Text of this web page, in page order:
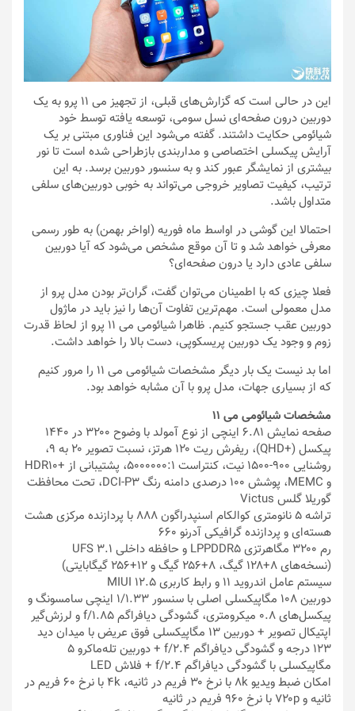
این در حالی است که گزارش‌های قبلی، از تجهیز می ۱۱ پرو به یک
دوربین درون صفحه‌ای نسل سومی، توسعه یافته توسط خود
شیائومی حکایت داشتند. گفته می‌شود این فناوری مبتنی بر یک
آرایش پیکسلی اختصاصی و مداربندی بازطراحی شده است تا نور
بیشتری از نمایشگر عبور کند و به سنسور دوربین برسد. به این
ترتیب، کیفیت تصاویر خروجی می‌تواند به خوبی دوربین‌های سلفی
متداول باشد.
احتمالا این گوشی در اواسط ماه فوریه (اواخر بهمن) به طور رسمی
معرفی خواهد شد و تا آن موقع مشخص می‌شود که آیا دوربین
سلفی عادی دارد یا درون صفحه‌ای؟
فعلا چیزی که با اطمینان می‌توان گفت، گران‌تر بودن مدل پرو از
مدل معمولی است. مهم‌ترین تفاوت آن‌ها را نیز باید در ماژول
دوربین عقب جستجو کنیم. ظاهرا شیائومی می ۱۱ پرو از لحاظ قدرت
زوم و وجود یک دوربین پریسکوپی، دست بالا را خواهد داشت.
اما بد نیست یک بار دیگر مشخصات شیائومی می ۱۱ را مرور کنیم
که از بسیاری جهات، مدل پرو با آن مشابه خواهد بود.
مشخصات شیائومی می ۱۱
صفحه نمایش ۶.۸۱ اینچی از نوع آمولد با وضوح ۳۲۰۰ در ۱۴۴۰
پیکسل (+QHD)، ریفرش ریت ۱۲۰ هرتز، نسبت تصویر ۲۰ به ۹،
روشنایی ۹۰۰-۱۵۰۰ نیت، کنتراست ۵۰۰۰۰۰۰:۱، پشتیبانی از +HDR10
و MEMC، پوشش ۱۰۰ درصدی دامنه رنگ DCI-P3، تحت محافظت
گوریلا گلس Victus
تراشه ۵ نانومتری کوالکام اسنپدراگون ۸۸۸ با پردازنده مرکزی هشت
هسته‌ای و پردازنده گرافیکی آدرنو ۶۶۰
رم ۳۲۰۰ مگاهرتزی LPPDDR5 و حافظه داخلی UFS 3.1
(نسخه‌های ۸+۱۲۸ گیگ، ۸+۲۵۶ گیگ و ۱۲+۲۵۶ گیگابایتی)
سیستم عامل اندروید ۱۱ و رابط کاربری MIUI 12.5
دوربین ۱۰۸ مگاپیکسلی اصلی با سنسور ۱/۱.۳۳ اینچی سامسونگ و
پیکسل‌های ۰.۸ میکرومتری، گشودگی دیافراگم f/1.85 و لرزش‌گیر
اپتیکال تصویر + دوربین ۱۳ مگاپیکسلی فوق عریض با میدان دید
۱۲۳ درجه و گشودگی دیافراگم f/2.4 + دوربین تله‌ماکرو ۵
مگاپیکسلی با گشودگی دیافراگم f/2.4 + فلاش LED
امکان ضبط ویدیو ۸k با نرخ ۳۰ فریم در ثانیه، ۴k با نرخ ۶۰ فریم در
ثانیه و ۷۲۰p با نرخ ۹۶۰ فریم در ثانیه